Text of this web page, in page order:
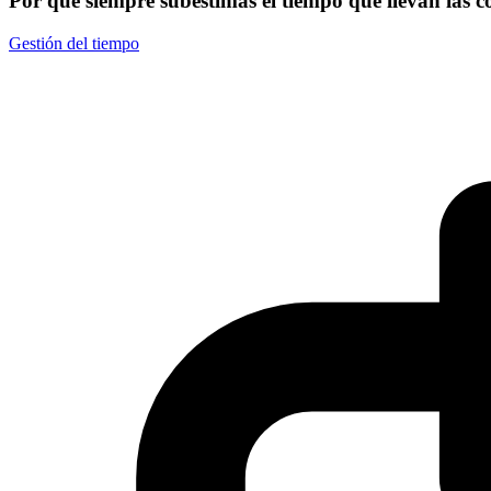
Gestión del tiempo